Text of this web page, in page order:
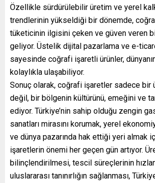
Özellikle sürdürülebilir üretim ve yerel
trendlerinin yükseldiği bir dönemde,
tüketicinin ilgisini çeken ve güven veren
geliyor. Üstelik dijital pazarlama ve e-
sayesinde coğrafi işaretli ürünler,
kolaylıkla ulaşabiliyor.
Sonuç olarak, coğrafi işaretler sadece bir
değil, bir bölgenin kültürünü, emeğini ve
ediyor. Türkiye’nin sahip olduğu zengin
sanatları mirasını korumak, yerel
ve dünya pazarında hak ettiği yeri almak
işaretlerin önemi her geçen gün artıyor.
bilinçlendirilmesi, tescil süreçlerinin
uluslararası tanınırlığın sağlanması,